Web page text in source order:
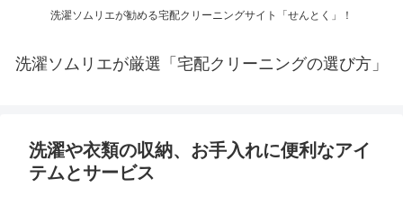
洗濯ソムリエが勧める宅配クリーニングサイト「せんとく」！
洗濯ソムリエが厳選「宅配クリーニングの選び方」
洗濯や衣類の収納、お手入れに便利なアイ
テムとサービス